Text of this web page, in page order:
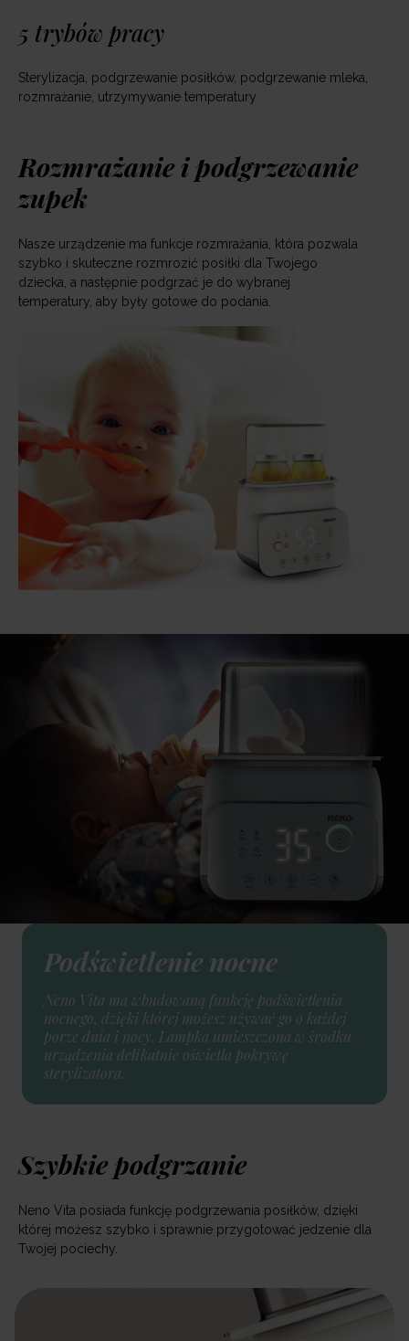
5 trybów pracy
Sterylizacja, podgrzewanie posiłków, podgrzewanie mleka,
rozmrażanie, utrzymywanie temperatury
Rozmrażanie i podgrzewanie
zupek
Nasze urządzenie ma funkcje rozmrażania, która pozwala
szybko i skuteczne rozmrozić posiłki dla Twojego
dziecka, a następnie podgrzać je do wybranej
temperatury, aby były gotowe do podania.
Podświetlenie nocne
Neno Vita ma wbudowaną funkcję podświetlenia
nocnego, dzięki której możesz używać go o każdej
porze dnia i nocy. Lampka umieszczona w środku
urządzenia delikatnie oświetla pokrywę
sterylizatora.
Szybkie podgrzanie
Neno Vita posiada funkcję podgrzewania posiłków, dzięki
której możesz szybko i sprawnie przygotować jedzenie dla
Twojej pociechy.